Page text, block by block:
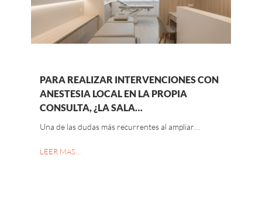
PARA REALIZAR INTERVENCIONES CON
ANESTESIA LOCAL EN LA PROPIA
CONSULTA, ¿LA SALA…
Una de las dudas más recurrentes al ampliar…
LEER MAS…